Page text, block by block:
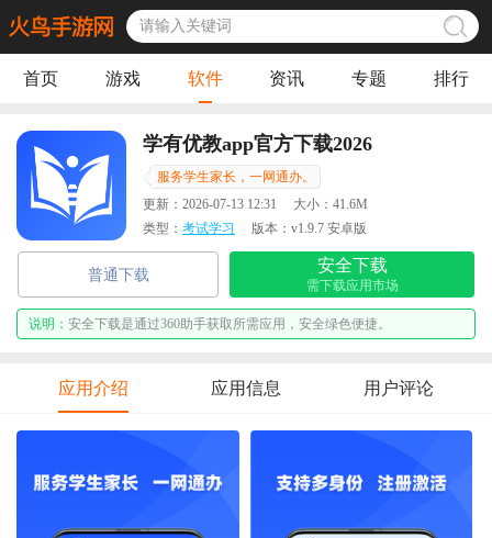
首页 游戏 软件 资讯 专题 排行
学有优教app官方下载2026
服务学生家长，一网通办。
更新： 2026-07-13 12:31 大小： 41.6M
类型： 考试学习 版本： v1.9.7 安卓版
普通下载
安全下载
需下载应用市场
说明： 安全下载是通过360助手获取所需应用，安全绿色便捷。
应用介绍 应用信息 用户评论